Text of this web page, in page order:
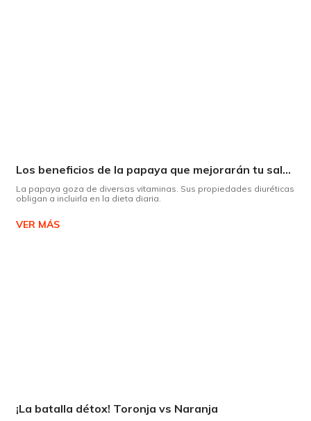
Los beneficios de la papaya que mejorarán tu salud
La papaya goza de diversas vitaminas. Sus propiedades diuréticas
obligan a incluirla en la dieta diaria.
VER MÁS
¡La batalla détox! Toronja vs Naranja